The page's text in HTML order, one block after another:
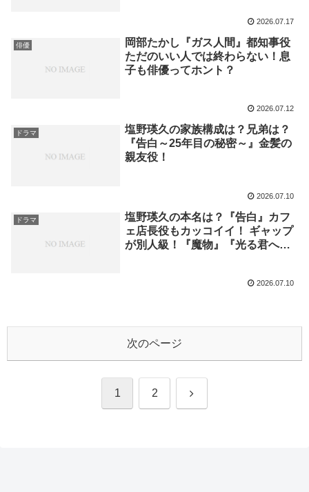
2026.07.17
俳優
岡部たかし『ガス人間』都知事役
ただのいい人では終わらない！息
子も俳優ってホント？
2026.07.12
ドラマ
塩野瑛久の家族構成は？兄弟は？
『告白～25年目の秘密～』金髪の
親友役！
2026.07.10
ドラマ
塩野瑛久の本名は？『告白』カフ
ェ店長役もカッコイイ！ ギャップ
が別人級！『魔物』『光る君へ』
2026.07.10
次のページ
1 2 次